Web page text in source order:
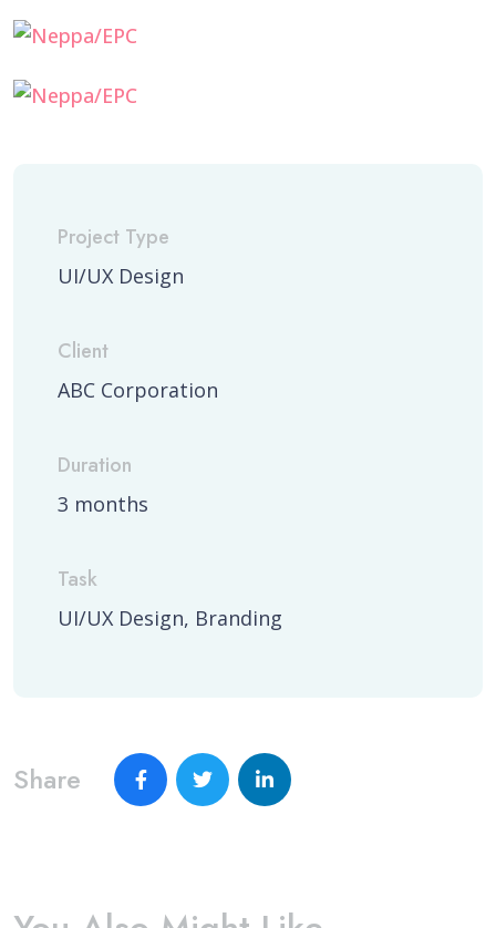
Project Type
UI/UX Design
Client
ABC Corporation
Duration
3 months
Task
UI/UX Design, Branding
Share